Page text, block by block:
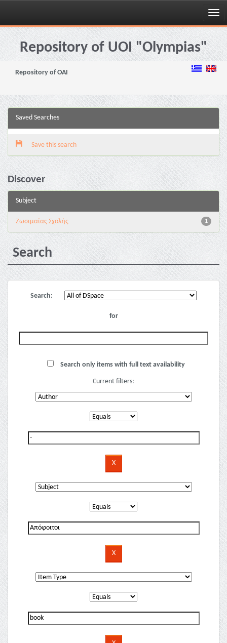
Skip
navigationRepository of UOI "Olympias"
Repository of OAI
Saved Searches
Save this search
Discover
Subject
1
Ζωσιμαίας Σχολής
Search
Search:
for
Search only items with full text availability
Current filters: